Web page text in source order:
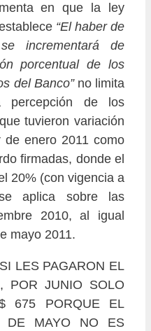
en que la ley
“El haber de
se incrementará de
porcentual de los
del Banco”no limita
percepción de los
tuvieron variación
enero 2011 como
firmadas, donde el
20% (con vigencia a
aplica sobre las
2010, al igual
mayo 2011.
LES PAGARON EL
POR JUNIO SOLO
675 PORQUE EL
DE MAYO NO ES